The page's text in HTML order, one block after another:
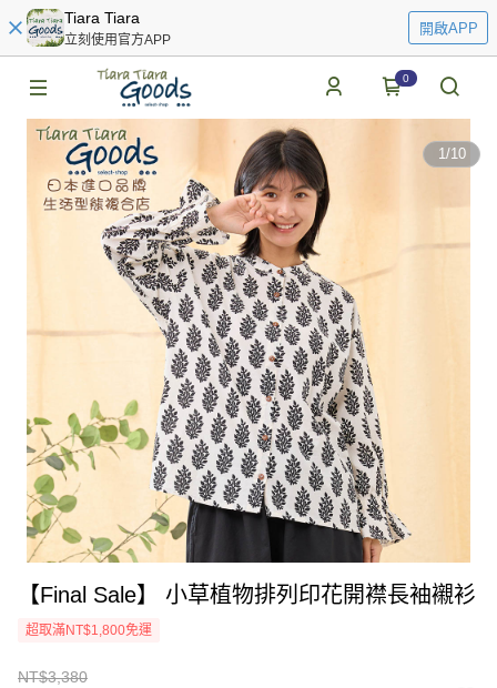
Tiara Tiara
立刻使用官方APP
開啟APP
0
1/10
【Final Sale】 小草植物排列印花開襟長袖襯衫
超取滿NT$1,800免運
NT$3,380